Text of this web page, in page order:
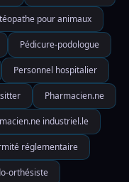
pour animaux
Pédicure-podologue
Personnel hospitalier
Pharmacien.ne
industriel.le
réglementaire
orthésiste